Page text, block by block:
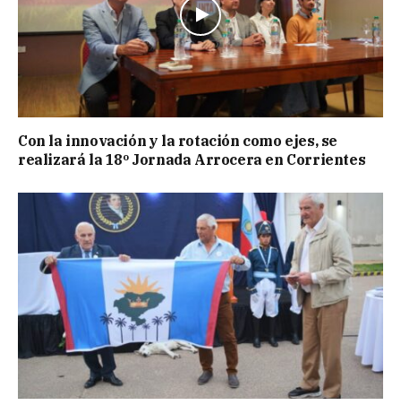
Con la innovación y la rotación como ejes, se
realizará la 18º Jornada Arrocera en Corrientes